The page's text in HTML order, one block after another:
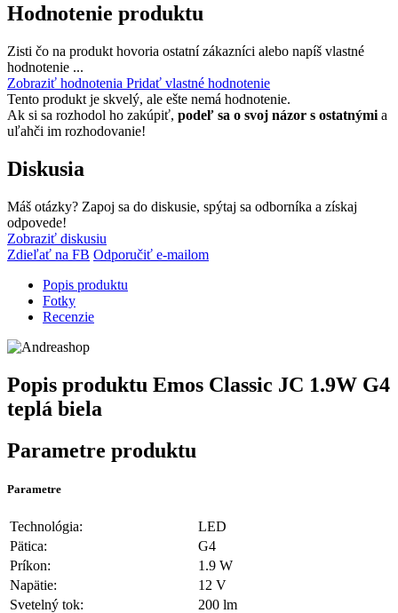
Hodnotenie produktu
Zisti čo na produkt hovoria ostatní zákazníci alebo napíš vlastné
hodnotenie ...
Zobraziť hodnotenia Pridať vlastné hodnotenie
Tento produkt je skvelý, ale ešte nemá hodnotenie.
Ak si sa rozhodol ho zakúpiť, podeľ sa o svoj názor s ostatnými a
uľahči im rozhodovanie!
Diskusia
Máš otázky? Zapoj sa do diskusie, spýtaj sa odborníka a získaj
odpovede!
Zobraziť diskusiu
Zdieľať na FB Odporučiť e-mailom
Popis produktu
Fotky
Recenzie
Popis produktu Emos Classic JC 1.9W G4
teplá biela
Parametre produktu
Parametre
Technológia:
LED
Pätica:
G4
Príkon:
1.9 W
Napätie:
12 V
Svetelný tok:
200 lm